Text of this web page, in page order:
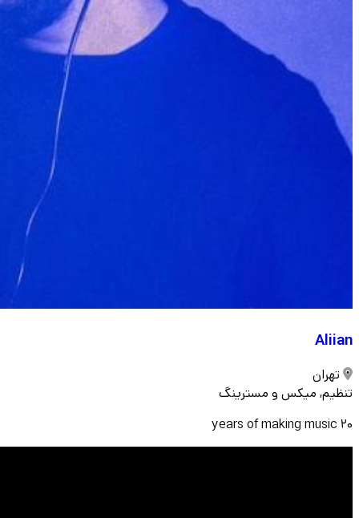
Aliian
تهران
تنظیم, میکس و مسترینگ
20 years of making music